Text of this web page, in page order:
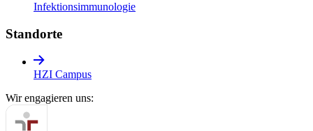
Infektionsimmunologie
Standorte
HZI Campus
Wir engagieren uns: